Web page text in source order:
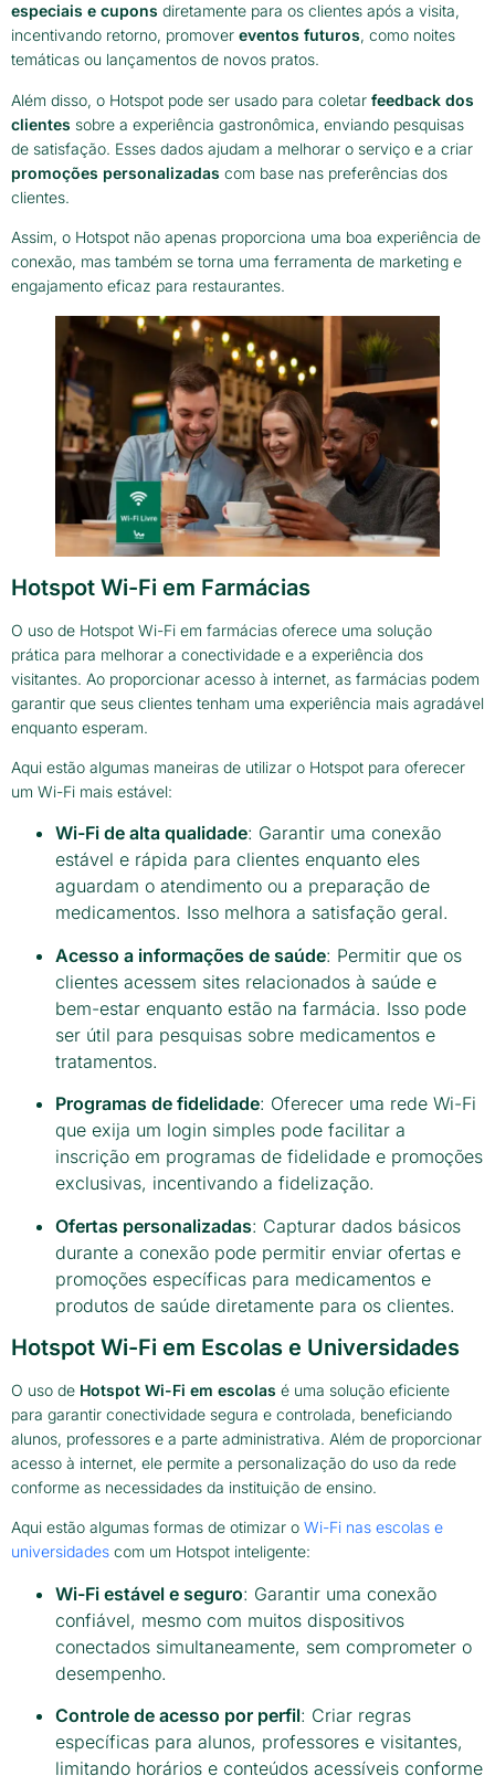
especiais e cupons diretamente para os clientes após a visita,
incentivando retorno, promover eventos futuros, como noites
temáticas ou lançamentos de novos pratos.
Além disso, o Hotspot pode ser usado para coletar feedback dos
clientes sobre a experiência gastronômica, enviando pesquisas
de satisfação. Esses dados ajudam a melhorar o serviço e a criar
promoções personalizadas com base nas preferências dos
clientes.
Assim, o Hotspot não apenas proporciona uma boa experiência de
conexão, mas também se torna uma ferramenta de marketing e
engajamento eficaz para restaurantes.
Hotspot Wi-Fi em Farmácias
O uso de Hotspot Wi-Fi em farmácias oferece uma solução
prática para melhorar a conectividade e a experiência dos
visitantes. Ao proporcionar acesso à internet, as farmácias podem
garantir que seus clientes tenham uma experiência mais agradável
enquanto esperam.
Aqui estão algumas maneiras de utilizar o Hotspot para oferecer
um Wi-Fi mais estável:
Wi-Fi de alta qualidade: Garantir uma conexão
estável e rápida para clientes enquanto eles
aguardam o atendimento ou a preparação de
medicamentos. Isso melhora a satisfação geral.
Acesso a informações de saúde: Permitir que os
clientes acessem sites relacionados à saúde e
bem-estar enquanto estão na farmácia. Isso pode
ser útil para pesquisas sobre medicamentos e
tratamentos.
Programas de fidelidade: Oferecer uma rede Wi-Fi
que exija um login simples pode facilitar a
inscrição em programas de fidelidade e promoções
exclusivas, incentivando a fidelização.
Ofertas personalizadas: Capturar dados básicos
durante a conexão pode permitir enviar ofertas e
promoções específicas para medicamentos e
produtos de saúde diretamente para os clientes.
Hotspot Wi-Fi em Escolas e Universidades
O uso de Hotspot Wi-Fi em escolas é uma solução eficiente
para garantir conectividade segura e controlada, beneficiando
alunos, professores e a parte administrativa. Além de proporcionar
acesso à internet, ele permite a personalização do uso da rede
conforme as necessidades da instituição de ensino.
Aqui estão algumas formas de otimizar o Wi-Fi nas escolas e
universidades com um Hotspot inteligente:
Wi-Fi estável e seguro: Garantir uma conexão
confiável, mesmo com muitos dispositivos
conectados simultaneamente, sem comprometer o
desempenho.
Controle de acesso por perfil: Criar regras
específicas para alunos, professores e visitantes,
limitando horários e conteúdos acessíveis conforme